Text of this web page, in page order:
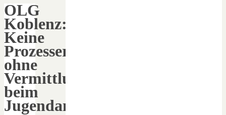
OLG
Koblenz:
Keine
Prozesseröffnung
ohne
Vermittlungsversuch
beim
Jugendamt